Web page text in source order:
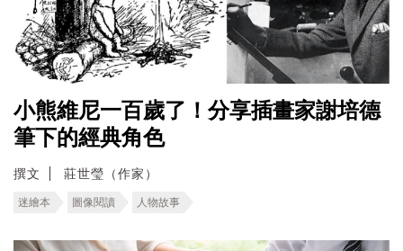
小熊維尼一百歲了！分享插畫家謝培德
筆下的經典角色
撰文 莊世瑩（作家）
迷繪本 圖像閱讀 人物故事